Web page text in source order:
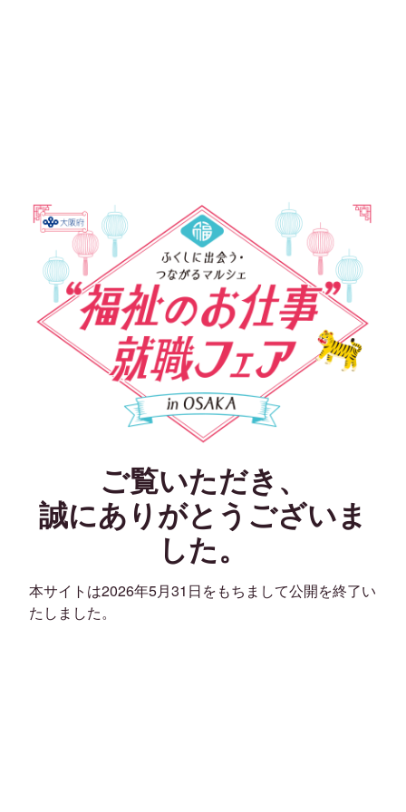
ご覧いただき、
誠にありがとうございま
した。
本サイトは2026年5月31日をもちまして公開を終了い
たしました。